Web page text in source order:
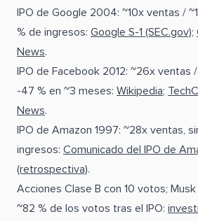
IPO de Google 2004: ~10x ventas /
% de ingresos: Google S-1 (SEC.gov);
News.
IPO de Facebook 2012: ~26x ventas
-47 % en ~3 meses: Wikipedia;
News.
IPO de Amazon 1997: ~28x ventas,
ingresos: Comunicado del IPO de
(retrospectiva).
Acciones Clase B con 10 votos; Musk
~82 % de los votos tras el IPO: